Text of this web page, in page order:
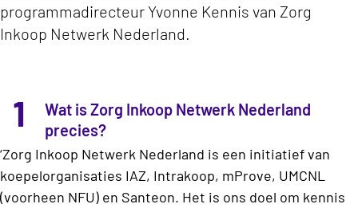
programmadirecteur Yvonne Kennis van Zorg
Inkoop Netwerk Nederland.
1
Wat is Zorg Inkoop Netwerk Nederland
precies?
‘Zorg Inkoop Netwerk Nederland is een initiatief van
koepelorganisaties IAZ, Intrakoop, mProve, UMCNL
(voorheen NFU) en Santeon. Het is ons doel om kennis